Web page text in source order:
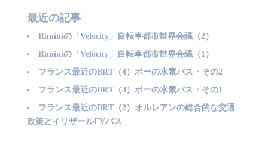
最近の記事
Riminiの「Velocity」自転車都市世界会議（2）
Riminiの「Velocity」自転車都市世界会議（1）
フランス最近のBRT（4）ポーの水素バス・その2
フランス最近のBRT（3）ポーの水素バス・その1
フランス最近のBRT（2）オルレアンの総合的な交通
政策とイリザールEVバス